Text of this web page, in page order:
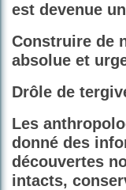
est devenue
Construire de
absolue et
Drôle de
Les
donné des
découvertes
intacts,